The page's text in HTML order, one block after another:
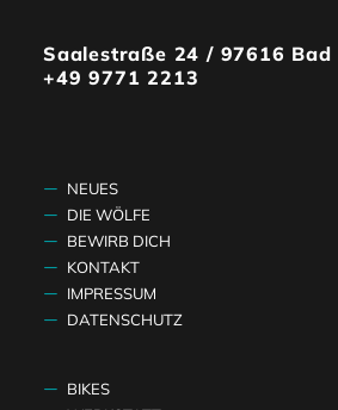
Saalestraße 24 / 97616 Bad
+49 9771 2213
NEUES
DIE WÖLFE
BEWIRB DICH
KONTAKT
IMPRESSUM
DATENSCHUTZ
BIKES